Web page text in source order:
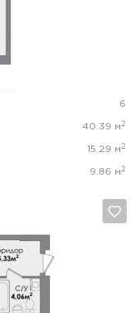
6
40.39 м 2
15.29 м 2
9.86 м 2